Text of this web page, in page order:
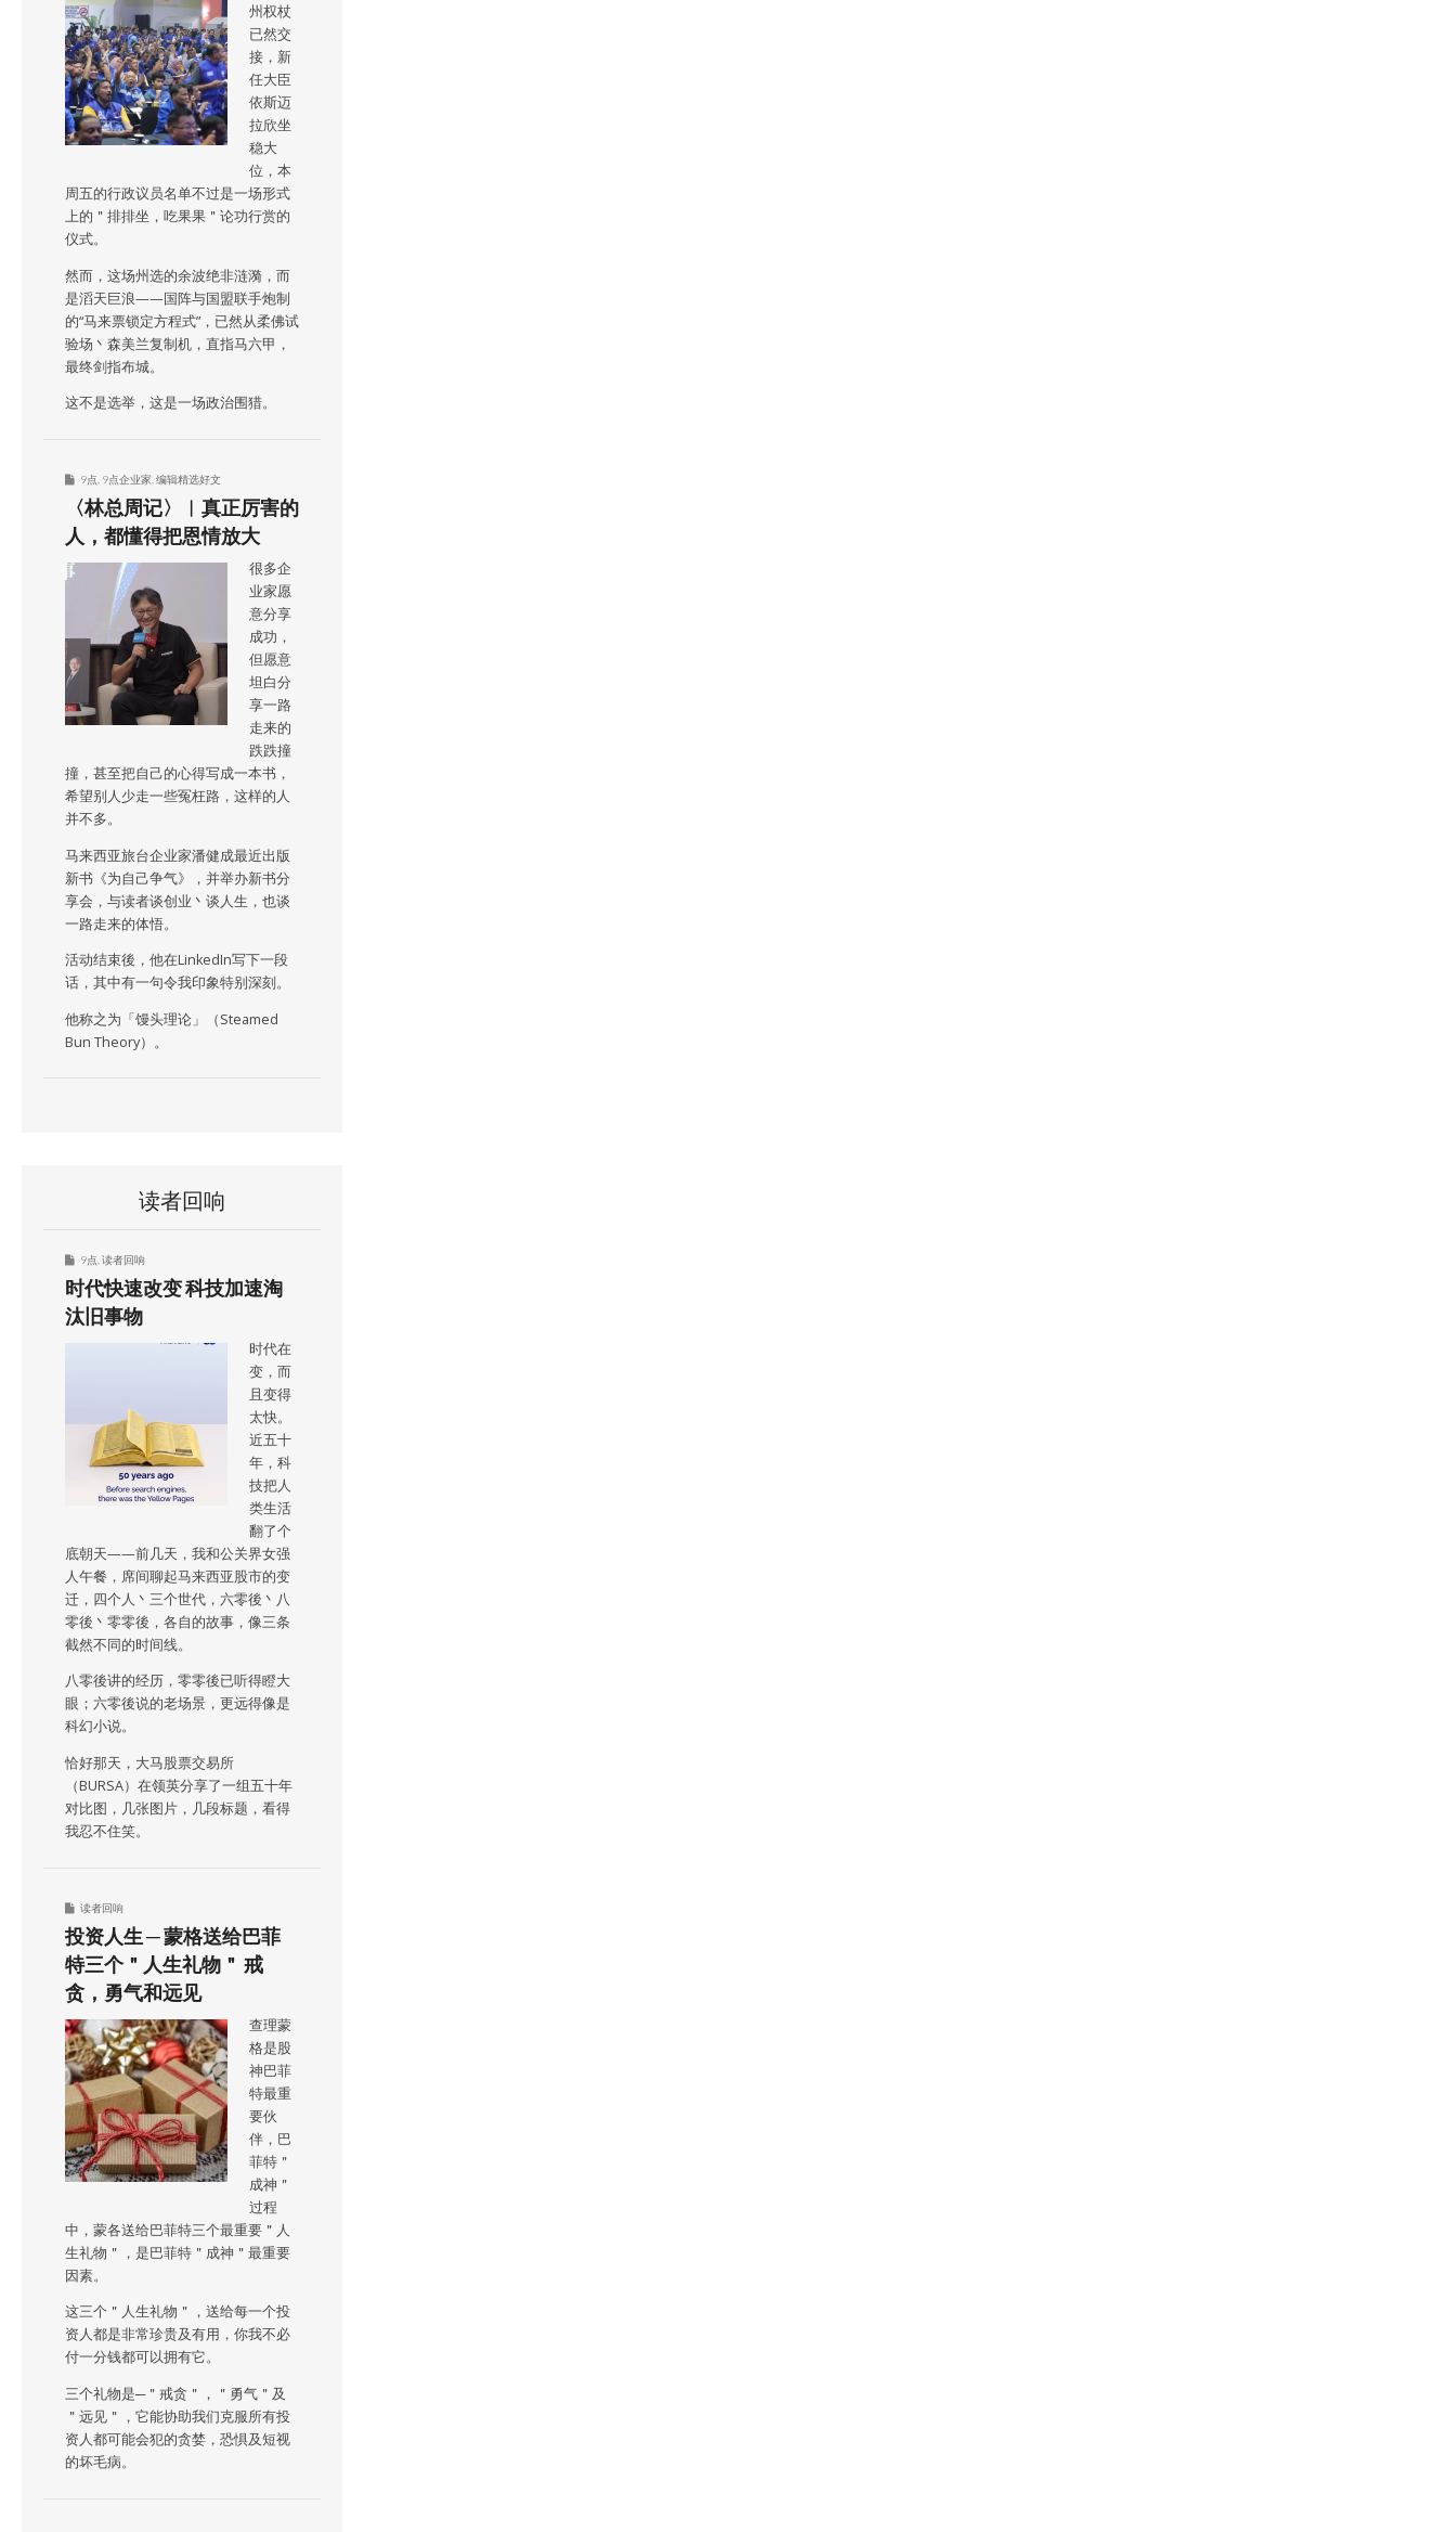
州权杖
已然交
接，新
任大臣
依斯迈
拉欣坐
稳大
位，本
周五的行政议员名单不过是一场形式
上的＂排排坐，吃果果＂论功行赏的
仪式。
然而，这场州选的余波绝非涟漪，而
是滔天巨浪——国阵与国盟联手炮制
的“马来票锁定方程式”，已然从柔佛试
验场丶森美兰复制机，直指马六甲，
最终剑指布城。
这不是选举，这是一场政治围猎。
9点 9点企业家 编辑精选好文
〈林总周记〉︱真正厉害的
人，都懂得把恩情放大
很多企
业家愿
意分享
成功，
但愿意
坦白分
享一路
走来的
跌跌撞
撞，甚至把自己的心得写成一本书，
希望别人少走一些冤枉路，这样的人
并不多。
马来西亚旅台企业家潘健成最近出版
新书《为自己争气》，并举办新书分
享会，与读者谈创业丶谈人生，也谈
一路走来的体悟。
活动结束後，他在LinkedIn写下一段
话，其中有一句令我印象特别深刻。
他称之为「馒头理论」（Steamed
Bun Theory）。
读者回响
9点 读者回响
时代快速改变 科技加速淘
汰旧事物
时代在
变，而
且变得
太快。
近五十
年，科
技把人
类生活
翻了个
底朝天——前几天，我和公关界女强
人午餐，席间聊起马来西亚股市的变
迁，四个人丶三个世代，六零後丶八
零後丶零零後，各自的故事，像三条
截然不同的时间线。
八零後讲的经历，零零後已听得瞪大
眼；六零後说的老场景，更远得像是
科幻小说。
恰好那天，大马股票交易所
（BURSA）在领英分享了一组五十年
对比图，几张图片，几段标题，看得
我忍不住笑。
读者回响
投资人生 ─ 蒙格送给巴菲
特三个＂人生礼物＂ 戒
贪，勇气和远见
查理蒙
格是股
神巴菲
特最重
要伙
伴，巴
菲特＂
成神＂
过程
中，蒙各送给巴菲特三个最重要＂人
生礼物＂，是巴菲特＂成神＂最重要
因素。
这三个＂人生礼物＂，送给每一个投
资人都是非常珍贵及有用，你我不必
付一分钱都可以拥有它。
三个礼物是─＂戒贪＂，＂勇气＂及
＂远见＂，它能协助我们克服所有投
资人都可能会犯的贪婪，恐惧及短视
的坏毛病。